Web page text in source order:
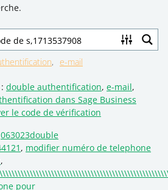
e-mail
double authentification, e-mail,
dans Sage Business
le code de vérification
063023double
, modifier numéro de telephone
,
pour